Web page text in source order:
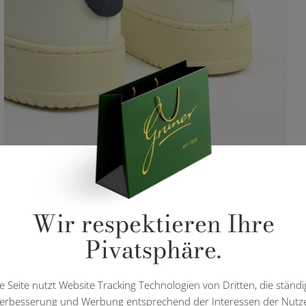
Wir respektieren Ihre
Pivatsphäre.
Seite nutzt Website Tracking Technologien von Dritten, die
und Werbung entsprechend der Interessen der